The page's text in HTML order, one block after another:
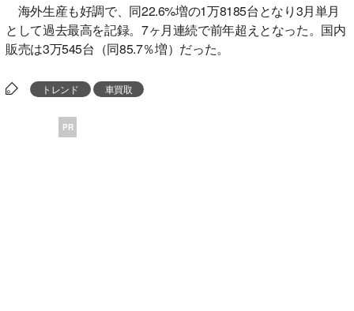
海外生産も好調で、同22.6%増の1万8185台となり3月単月
として過去最高を記録。7ヶ月連続で前年超えとなった。国内
販売は3万545台（同85.7％増）だった。
トレンド 車買取
PR